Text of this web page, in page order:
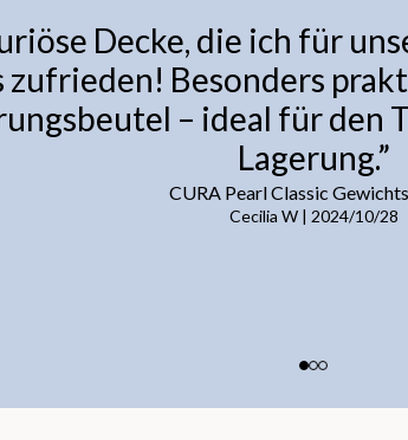
Decke, die ich für
zufrieden! Besonders
– ideal für den
Lagerung.”
CURA Pearl Classic
Cecilia W| 2024/10/28